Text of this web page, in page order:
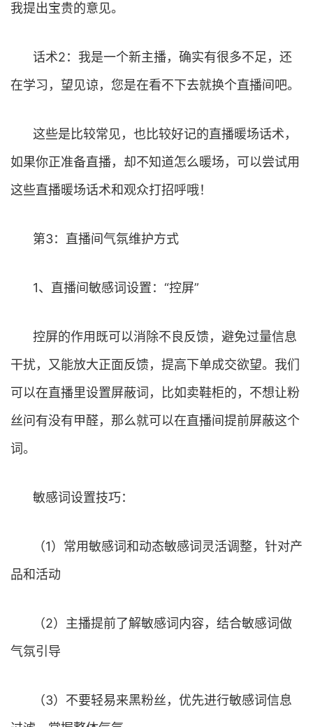
我提出宝贵的意见。
话术2：我是一个新主播，确实有很多不足，还
在学习，望见谅，您是在看不下去就换个直播间吧。
这些是比较常见，也比较好记的直播暖场话术，
如果你正准备直播，却不知道怎么暖场，可以尝试用
这些直播暖场话术和观众打招呼哦！
第3：直播间气氛维护方式
1、直播间敏感词设置：“控屏”
控屏的作用既可以消除不良反馈，避免过量信息
干扰，又能放大正面反馈，提高下单成交欲望。我们
可以在直播里设置屏蔽词，比如卖鞋柜的，不想让粉
丝问有没有甲醛，那么就可以在直播间提前屏蔽这个
词。
敏感词设置技巧：
（1）常用敏感词和动态敏感词灵活调整，针对产
品和活动
（2）主播提前了解敏感词内容，结合敏感词做
气氛引导
（3）不要轻易来黑粉丝，优先进行敏感词信息